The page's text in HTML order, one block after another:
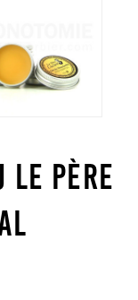
Le Père